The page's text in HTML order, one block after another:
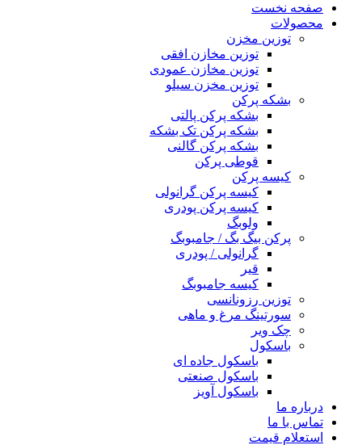
صفحه نخست
محصولات
توزین مخزن
توزین مخازن افقی
توزین مخازن عمودی
توزین مخزن سیلو
بشکه پرکن
بشکه پرکن پالتی
بشکه پرکن تک بشکه
بشکه پرکن گالنی
قوطی پرکن
کیسه پرکن
کیسه پرکن گرانولی
کیسه پرکن پودری
ولوبگ
پرکن بیگ بگ / جامبوبگ
گرانولی / پودری
قیر
کیسه جامبوبگ
توزین رزونانسی
سورتینگ مرغ و ماهی
چک ویر
باسکول
باسکول جاده ای
باسکول صنعتی
باسکول آویز
درباره ما
تماس با ما
استعلام قیمت